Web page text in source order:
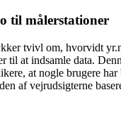
til målerstationer
tvivl om, hvorvidt
til at indsamle data.
at nogle brugere
af vejrudsigterne